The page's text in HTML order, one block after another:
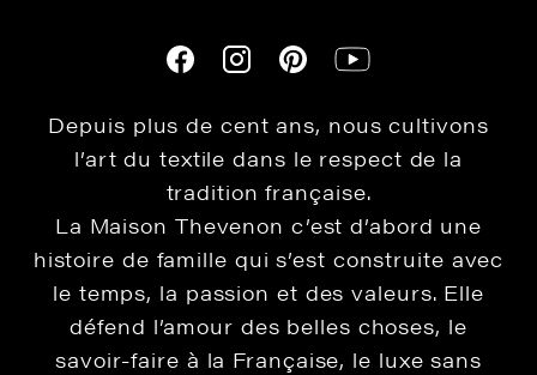
Depuis plus de cent ans, nous cultivons
l’art du textile dans le respect de la
tradition française.
La Maison Thevenon c’est d’abord une
histoire de famille qui s’est construite avec
le temps, la passion et des valeurs. Elle
défend l’amour des belles choses, le
savoir-faire à la Française, le luxe sans